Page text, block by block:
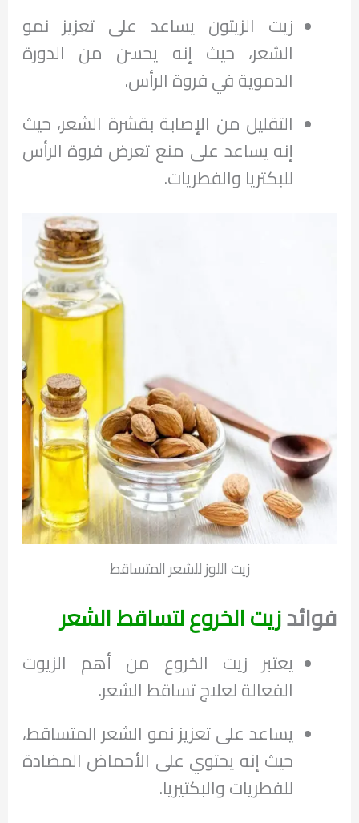
زيت الزيتون يساعد على تعزيز نمو
الشعر، حيث إنه يحسن من الدورة
الدموية في فروة الرأس.
التقليل من الإصابة بقشرة الشعر، حيث
إنه يساعد على منع تعرض فروة الرأس
للبكتريا والفطريات.
زيت اللوز للشعر المتساقط
فوائدزيت الخروع لتساقط الشعر
يعتبر زيت الخروع من أهم الزيوت
الفعالة لعلاج تساقط الشعر.
يساعد على تعزيز نمو الشعر المتساقط،
حيث إنه يحتوي على الأحماض المضادة
للفطريات والبكتيريا.